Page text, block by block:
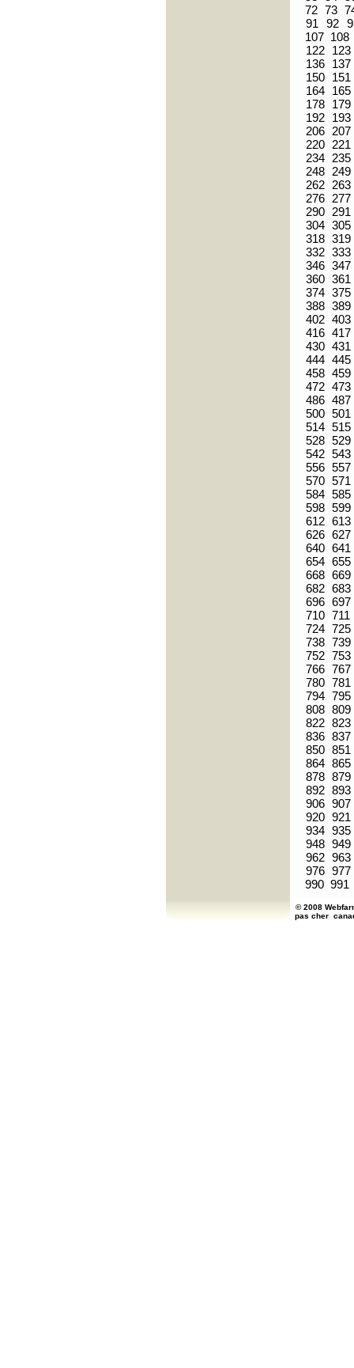
72 73
91
92
107 108
122
123
136
137
150
151
164
165
178
179
192
193
206 207
220
221
234
235
248
249
262
263
276
277
290
291
304 305
318 319
332 333
346 347
360 361
374 375
388 389
402 403
416 417
430 431
444 445
458 459
472 473
486 487
500 501
514 515
528 529
542 543
556 557
570 571
584 585
598 599
612 613
626 627
640 641
654 655
668 669
682 683
696 697
710 711
724 725
738 739
752 753
766 767
780 781
794 795
808 809
822 823
836 837
850 851
864 865
878 879
892 893
906 907
920 921
934 935
948 949
962 963
976 977
990 991
© 2008
pas cher